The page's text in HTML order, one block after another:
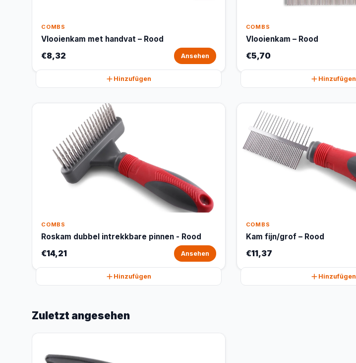
COMBS
Vlooienkam met handvat – Rood
€8,32 Ansehen
Hinzufügen
COMBS
Vlooienkam – Rood
€5,70
Hinzufügen
COMBS
Roskam dubbel intrekkbare pinnen - Rood
€14,21 Ansehen
Hinzufügen
COMBS
Kam fijn/grof – Rood
€11,37
Hinzufügen
Zuletzt angesehen